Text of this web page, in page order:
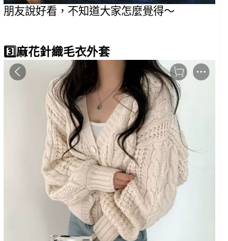
朋友說好看，不知道大家怎麼覺得～
3️⃣麻花針織毛衣外套